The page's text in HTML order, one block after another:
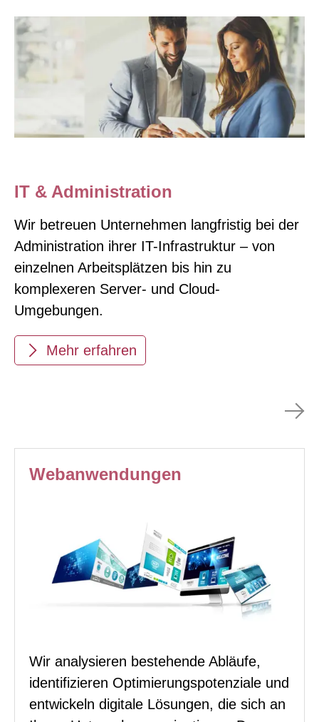
IT & Administration
Wir betreuen Unternehmen langfristig bei der
Administration ihrer IT-Infrastruktur – von
einzelnen Arbeitsplätzen bis hin zu
komplexeren Server- und Cloud-
Umgebungen.
Mehr erfahren
Webanwendungen
Wir analysieren bestehende Abläufe,
identifizieren Optimierungspotenziale und
entwickeln digitale Lösungen, die sich an